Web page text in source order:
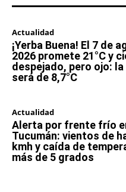
Actualidad
¡Yerba Buena! El 7 de
2026 promete 21°C y
despejado, pero ojo: la
será de 8,7°C
Actualidad
Alerta por frente frío
Tucumán: vientos de
kmh y caída de
más de 5 grados